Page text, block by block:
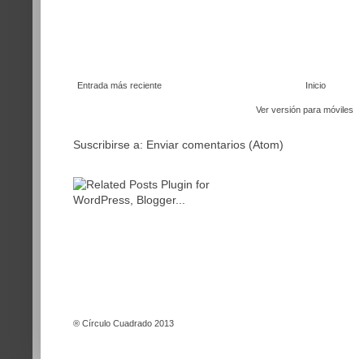
Entrada más reciente Inicio
Ver versión para móviles
Suscribirse a: Enviar comentarios (Atom)
® Círculo Cuadrado 2013